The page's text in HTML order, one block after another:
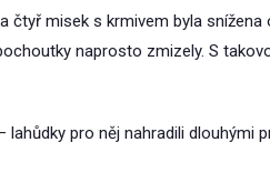
čtyř misek s krmivem byla snížena
naprosto zmizely. S
pro něj nahradili dlouhými